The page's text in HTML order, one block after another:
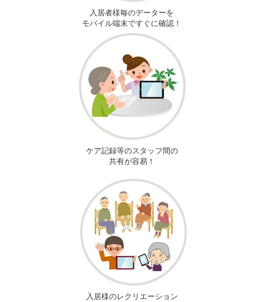
入居者様毎のデーターを
モバイル端末ですぐに確認！
ケア記録等のスタッフ間の
共有が容易！
入居様のレクリエーション